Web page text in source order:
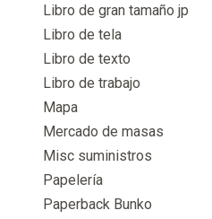
Libro de gran tamaño jp
Libro de tela
Libro de texto
Libro de trabajo
Mapa
Mercado de masas
Misc suministros
Papelería
Paperback Bunko